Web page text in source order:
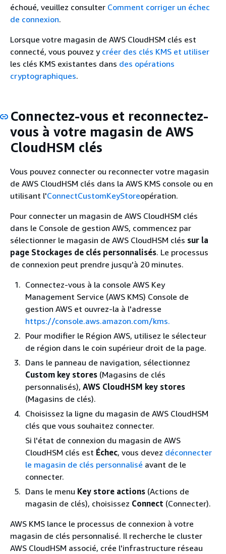
échoué, veuillez consulter Comment corriger un échec
de connexion.
Lorsque votre magasin de AWS CloudHSM clés est
connecté, vous pouvez y créer des clés KMS et utiliser
les clés KMS existantes dans des opérations
cryptographiques.
Connectez-vous et reconnectez-
vous à votre magasin de AWS
CloudHSM clés
Vous pouvez connecter ou reconnecter votre magasin
de AWS CloudHSM clés dans la AWS KMS console ou en
utilisant l'ConnectCustomKeyStoreopération.
Pour connecter un magasin de AWS CloudHSM clés
dans le Console de gestion AWS, commencez par
sélectionner le magasin de AWS CloudHSM clés sur la
page Stockages de clés personnalisés. Le processus
de connexion peut prendre jusqu'à 20 minutes.
Connectez-vous à la console AWS Key
Management Service (AWS KMS) Console de
gestion AWS et ouvrez-la à l'adresse
https://console.aws.amazon.com/kms.
Pour modifier le Région AWS, utilisez le sélecteur
de région dans le coin supérieur droit de la page.
Dans le panneau de navigation, sélectionnez
Custom key stores (Magasins de clés
personnalisés), AWS CloudHSM key stores
(Magasins de clés).
Choisissez la ligne du magasin de AWS CloudHSM
clés que vous souhaitez connecter.
Si l'état de connexion du magasin de AWS
CloudHSM clés est Échec, vous devez déconnecter
le magasin de clés personnalisé avant de le
connecter.
Dans le menu Key store actions (Actions de
magasin de clés), choisissez Connect (Connecter).
AWS KMS lance le processus de connexion à votre
magasin de clés personnalisé. Il recherche le cluster
AWS CloudHSM associé, crée l'infrastructure réseau